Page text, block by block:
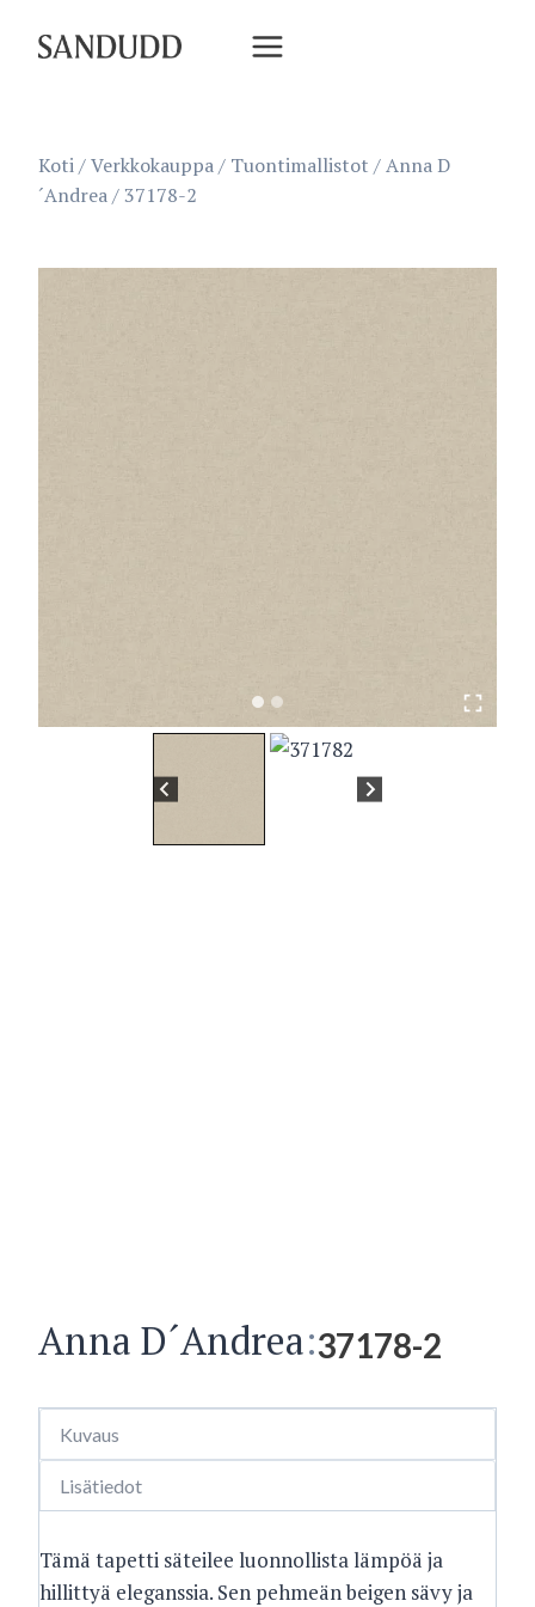
sisältöön
Koti/Verkkokauppa/ Tuontimallistot /Anna D
´Andrea/ 37178-2
Anna D´Andrea:37178-2
Kuvaus
Lisätiedot
Tämä tapetti säteilee luonnollista lämpöä ja
hillittyä eleganssia. Sen pehmeän beigen sävy ja